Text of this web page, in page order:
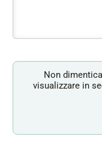
Non
visualizzare in